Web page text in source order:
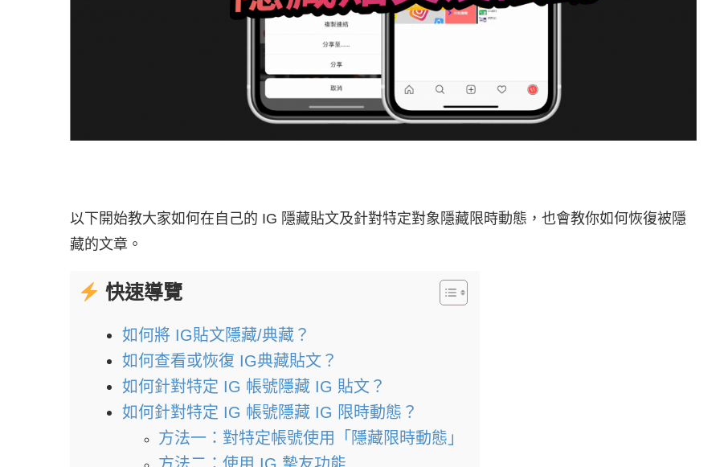
以下開始教大家如何在自己的 IG 隱藏貼文及針對特定對象隱藏限時動態，也會教你如何恢復被隱
藏的文章。
快速導覽
如何將 IG貼文隱藏/典藏？
如何查看或恢復 IG典藏貼文？
如何針對特定 IG 帳號隱藏 IG 貼文？
如何針對特定 IG 帳號隱藏 IG 限時動態？
方法一：對特定帳號使用「隱藏限時動態」